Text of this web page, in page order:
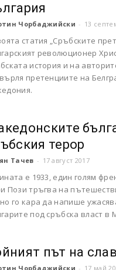
Чорбаджийски - 13
статия „Сръбските
революционер
история и на
претенциите на
терор
Тачев - 17 август 2017
е 1933, един голям
Пози тръгва на
го кара да напише
под сръбска власт в
път на
Чорбаджийски - 17 май